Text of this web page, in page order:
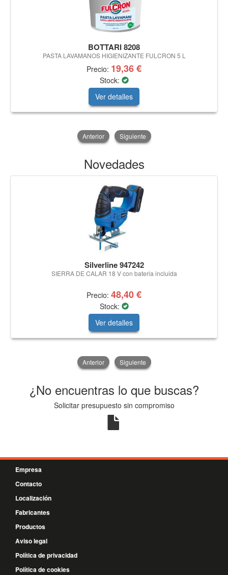
BOTTARI 8208
PASTA LAVAMANOS HIGIENIZANTE FULCRON 5 L
Precio: 19,36 €
Stock:
Ver detalles
Anterior Siguiente
Novedades
Silverline 947242
SIERRA DE CALAR 18 V con bateria incluida
Precio: 48,40 €
Stock:
Ver detalles
Anterior Siguiente
¿No encuentras lo que buscas?
Solicitar presupuesto sin compromiso
Empresa
Contacto
Localización
Fabricantes
Productos
Aviso legal
Política de privacidad
Política de cookies